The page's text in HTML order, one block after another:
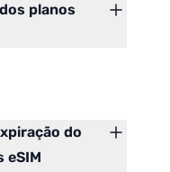
planos
do
eSIM